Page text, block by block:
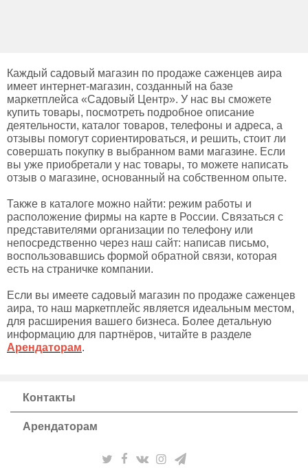
Каждый садовый магазин по продаже саженцев аира
имеет интернет-магазин, созданный на базе
маркетплейса «Садовый Центр». У нас вы сможете
купить товары, посмотреть подробное описание
деятельности, каталог товаров, телефоны и адреса, а
отзывы помогут сориентироваться, и решить, стоит ли
совершать покупку в выбранном вами магазине. Если
вы уже приобретали у нас товары, то можете написать
отзыв о магазине, основанный на собственном опыте.
Также в каталоге можно найти: режим работы и
расположение фирмы на карте в России. Связаться с
представителями организации по телефону или
непосредственно через наш сайт: написав письмо,
воспользовавшись формой обратной связи, которая
есть на страничке компании.
Если вы имеете садовый магазин по продаже саженцев
аира, то наш маркетплейс является идеальным местом,
для расширения вашего бизнеса. Более детальную
информацию для партнёров, читайте в разделе
Арендаторам.
Контакты
Арендаторам